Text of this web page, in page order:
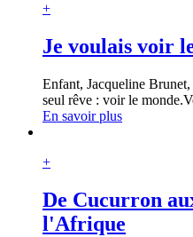
+
Je voulais voir
Enfant, Jacqueline
seul rêve : voir le
En savoir plus
+
De Cucurron
l'Afrique